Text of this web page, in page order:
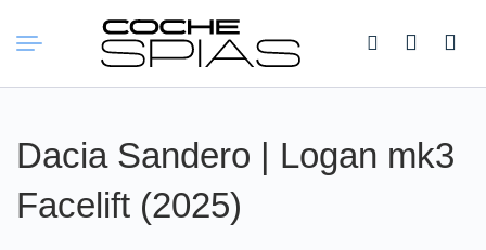
Buscar:
Dacia Sandero | Logan mk3
Facelift (2025)